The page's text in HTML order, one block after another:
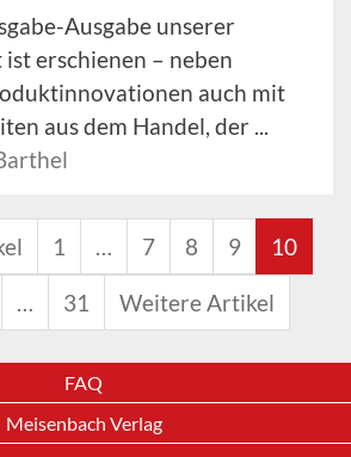
Ausgabe unserer
erschienen – neben
auch mit
aus dem Handel, der ...
1 … 7 8 9 10
… 31 Weitere Artikel
FAQ
Meisenbach Verlag